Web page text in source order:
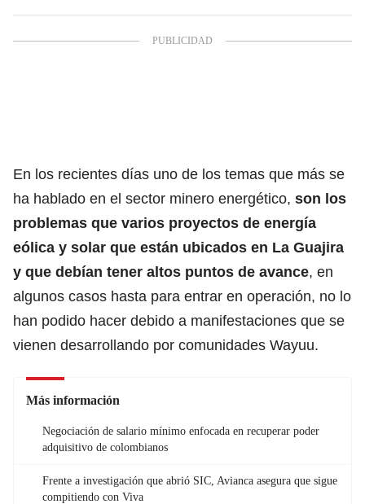
En los recientes días uno de los temas que más se
ha hablado en el sector minero energético, son los
problemas que varios proyectos de energía
eólica y solar que están ubicados en La Guajira
y que debían tener altos puntos de avance, en
algunos casos hasta para entrar en operación, no lo
han podido hacer debido a manifestaciones que se
vienen desarrollando por comunidades Wayuu.
Más información
Negociación de salario mínimo enfocada en recuperar poder
adquisitivo de colombianos
Frente a investigación que abrió SIC, Avianca asegura que sigue
compitiendo con Viva